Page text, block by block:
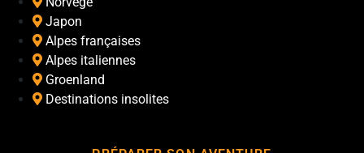
Japon
Alpes françaises
Alpes italiennes
Groenland
Destinations insolites